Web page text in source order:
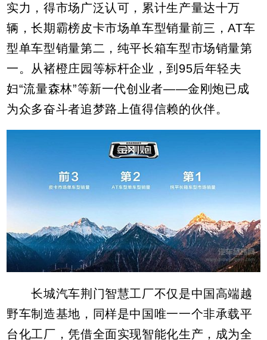
实力，得市场广泛认可，累计生产量达十万
辆，长期霸榜皮卡市场单车型销量前三，AT车
型单车型销量第二，纯平长箱车型市场销量第
一。从褚橙庄园等标杆企业，到95后年轻夫
妇“流量森林”等新一代创业者——金刚炮已成
为众多奋斗者追梦路上值得信赖的伙伴。
长城汽车荆门智慧工厂不仅是中国高端越
野车制造基地，同样是中国唯一一个非承载平
台化工厂，凭借全面实现智能化生产，成为全